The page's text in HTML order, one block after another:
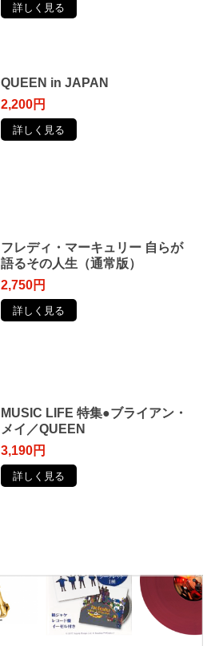
詳しく見る
QUEEN in JAPAN
2,200円
詳しく見る
フレディ・マーキュリー ⾃らが
語るその⼈⽣（通常版）
2,750円
詳しく見る
MUSIC LIFE 特集●ブライアン・
メイ／QUEEN
3,190円
詳しく見る